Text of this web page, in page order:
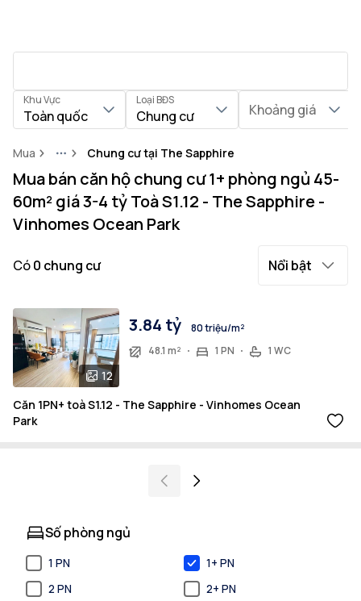
Khu Vực
Toàn quốc
Loại BĐS
Chung cư Khoảng giá
Mua MoreChung cư tại The Sapphire
Mua bán căn hộ chung cư 1+ phòng ngủ 45-
60m² giá 3-4 tỷ Toà S1.12 - The Sapphire -
Vinhomes Ocean Park
Có0 chung cư Nổi bật
12
3.84 tỷ
80 triệu/m²
48.1 m²
1 PN 1 WC
Căn 1PN+ toà S1.12 - The Sapphire - Vinhomes Ocean
Park
Số phòng ngủ
1 PN
1+ PN
2 PN
2+ PN